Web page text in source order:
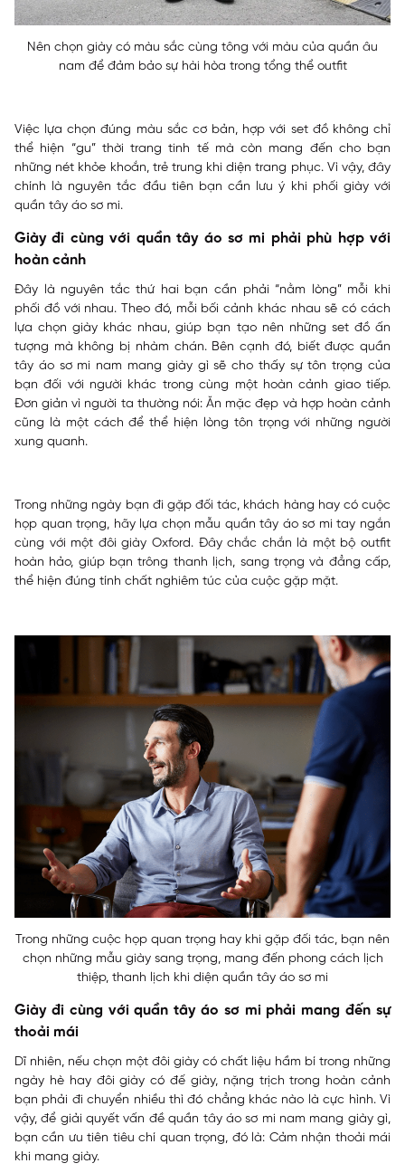
Nên chọn giày có màu sắc cùng tông với màu của quần âu
nam để đảm bảo sự hài hòa trong tổng thể outfit
Việc lựa chọn đúng màu sắc cơ bản, hợp với set đồ không chỉ
thể hiện “gu” thời trang tinh tế mà còn mang đến cho bạn
những nét khỏe khoắn, trẻ trung khi diện trang phục. Vì vậy, đây
chính là nguyên tắc đầu tiên bạn cần lưu ý khi phối giày với
quần tây áo sơ mi.
Giày đi cùng với quần tây áo sơ mi phải phù hợp với
hoàn cảnh
Đây là nguyên tắc thứ hai bạn cần phải “nằm lòng” mỗi khi
phối đồ với nhau. Theo đó, mỗi bối cảnh khác nhau sẽ có cách
lựa chọn giày khác nhau, giúp bạn tạo nên những set đồ ấn
tượng mà không bị nhàm chán. Bên cạnh đó, biết được quần
tây áo sơ mi nam mang giày gì sẽ cho thấy sự tôn trọng của
bạn đối với người khác trong cùng một hoàn cảnh giao tiếp.
Đơn giản vì người ta thường nói: Ăn mặc đẹp và hợp hoàn cảnh
cũng là một cách để thể hiện lòng tôn trọng với những người
xung quanh.
Trong những ngày bạn đi gặp đối tác, khách hàng hay có cuộc
họp quan trọng, hãy lựa chọn mẫu quần tây áo sơ mi tay ngắn
cùng với một đôi giày Oxford. Đây chắc chắn là một bộ outfit
hoàn hảo, giúp bạn trông thanh lịch, sang trọng và đẳng cấp,
thể hiện đúng tính chất nghiêm túc của cuộc gặp mặt.
Trong những cuộc họp quan trọng hay khi gặp đối tác, bạn nên
chọn những mẫu giày sang trọng, mang đến phong cách lịch
thiệp, thanh lịch khi diện quần tây áo sơ mi
Giày đi cùng với quần tây áo sơ mi phải mang đến sự
thoải mái
Dĩ nhiên, nếu chọn một đôi giày có chất liệu hầm bí trong những
ngày hè hay đôi giày có đế giày, nặng trịch trong hoàn cảnh
bạn phải đi chuyển nhiều thì đó chẳng khác nào là cực hình. Vì
vậy, để giải quyết vấn đề quần tây áo sơ mi nam mang giày gì,
bạn cần ưu tiên tiêu chí quan trọng, đó là: Cảm nhận thoải mái
khi mang giày.